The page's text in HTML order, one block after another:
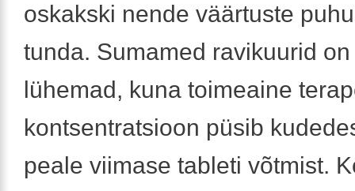
oskakski nende väärtuste
tunda. Sumamed ravikuurid
lühemad, kuna toimeaine
kontsentratsioon püsib
peale viimase tableti võtmist.